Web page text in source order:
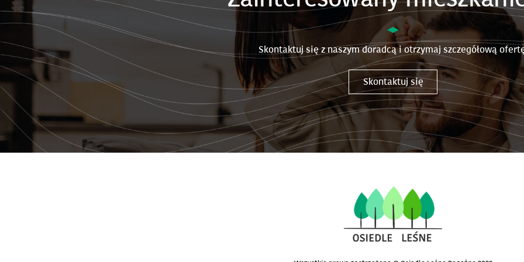
Skontaktuj się z naszym doradcą i otrzymaj szczegółową
Skontaktuj się